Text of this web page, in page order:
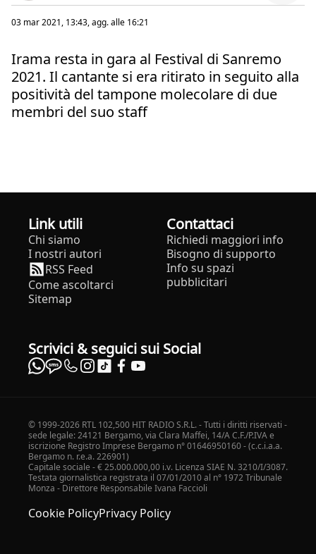
03 mar 2021, 13:43, agg. alle 16:21
Irama resta in gara al Festival di Sanremo
2021. Il cantante si era ritirato in seguito alla
positività del tampone molecolare di due
membri del suo staff
Link utili
Chi siamo
I nostri autori
RSS Feed
Come ascoltarci
Sitemap
Contattaci
Richiedi maggiori info
Bisogno di supporto
Info su spazi
pubblicitari
Scrivici & seguici sui Social
© 1999-2026 RTL 102,500 HIT RADIO S.R.L. - Tutti i diritti riservati -
sede legale: 24121 Bergamo, via Clara Maffei, 14/A C.F./P.IVA e
iscrizione Registro Imprese Bergamo n° 01646950160 - (c.c.i.a.a.
Bergamo n. r.e.a. 226901)
Capitale sociale - € 25.000.000,00 i.v. Licenza SIAE N. 3210/I/3087.
Testata giornalistica registrata il 07/01/2010 al n° 1972 Tribunale
Monza - Direttore Responsabile Ivana Faccioli
Cookie PolicyPrivacy Policy